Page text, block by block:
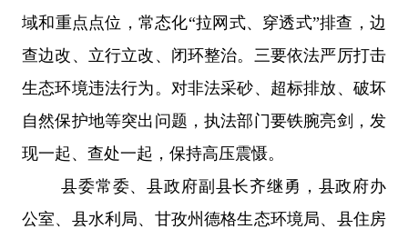
域和重点点位，常态化“拉网式、穿透式”排查，边
查边改、立行立改、闭环整治。三要依法严厉打击
生态环境违法行为。对非法采砂、超标排放、破坏
自然保护地等突出问题，执法部门要铁腕亮剑，发
现一起、查处一起，保持高压震慑。
县委常委、县政府副县长齐继勇，县政府办
公室、县水利局、甘孜州德格生态环境局、县住房